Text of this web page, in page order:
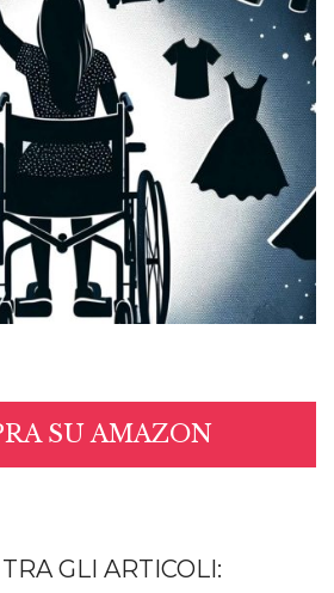
SU AMAZON
GLI ARTICOLI: